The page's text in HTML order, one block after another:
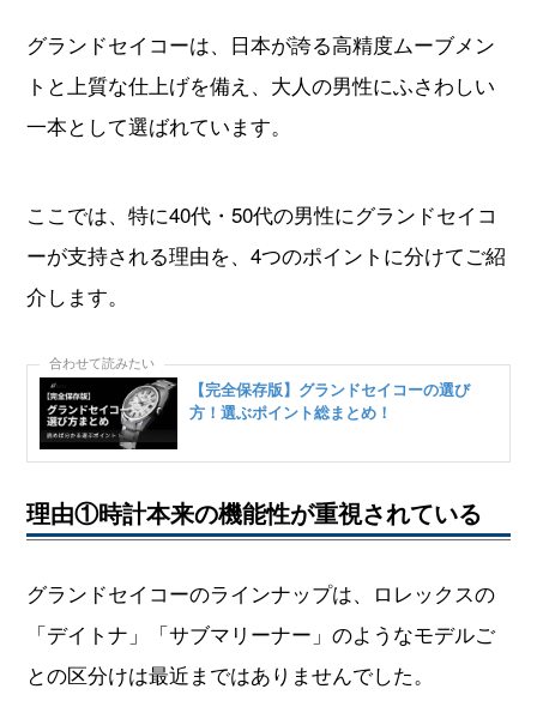
グランドセイコーは、日本が誇る高精度ムーブメン
トと上質な仕上げを備え、大人の男性にふさわしい
一本として選ばれています。
ここでは、特に40代・50代の男性にグランドセイコ
ーが支持される理由を、4つのポイントに分けてご紹
介します。
【完全保存版】グランドセイコーの選び
方！選ぶポイント総まとめ！
理由①時計本来の機能性が重視されている
グランドセイコーのラインナップは、ロレックスの
「デイトナ」「サブマリーナー」のようなモデルご
との区分けは最近まではありませんでした。